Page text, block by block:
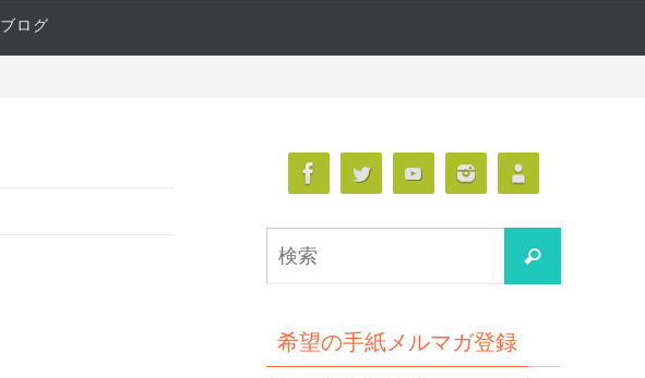
ブログ
検
索
希望の手紙メルマガ登録